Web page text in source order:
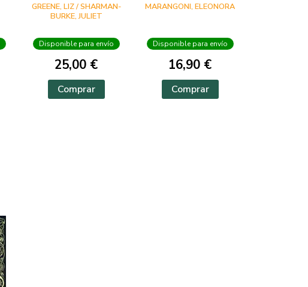
GREENE, LIZ / SHARMAN-
BURKE, JULIET
Disponible para envío
25,00 €
Comprar
MARANGONI, ELEONORA
Disponible para envío
16,90 €
Comprar